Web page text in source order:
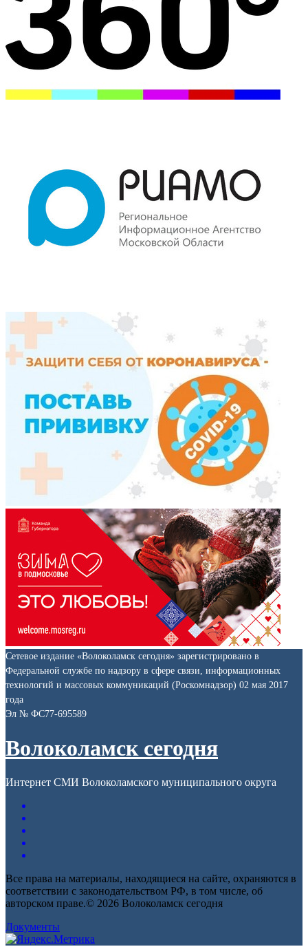
Сетевое издание «Волоколамск сегодня» зарегистрировано в
Федеральной службе по надзору в сфере связи, информационных
технологий и массовых коммуникаций (Роскомнадзор) 02 мая 2017
года
Эл № ФС77-695589
Волоколамск сегодня
Интернет СМИ Волоколамского муниципального округа
Все права на материалы, находящиеся на сайте, охраняются в
соответствии с законодательством РФ, в том числе, об
авторском праве.© 2026 Волоколамск сегодня
Документы